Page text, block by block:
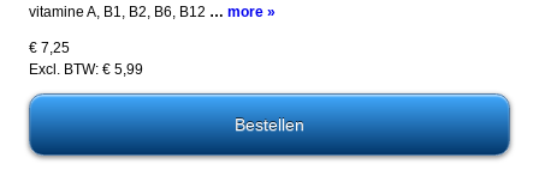
vitamine A, B1, B2, B6, B12 … more »
€ 7,25
Excl. BTW: € 5,99